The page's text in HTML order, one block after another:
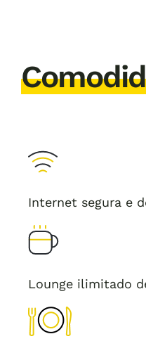
Internet segura e
Lounge ilimitado